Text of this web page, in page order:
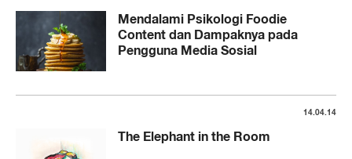
Mendalami Psikologi Foodie
Content dan Dampaknya pada
Pengguna Media Sosial
14.04.14
The Elephant in the Room